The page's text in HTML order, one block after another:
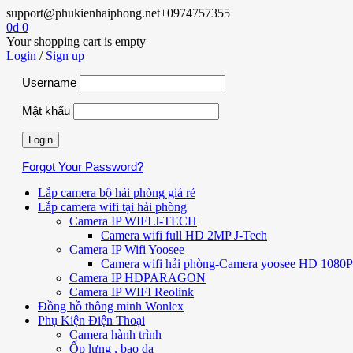
support@phukienhaiphong.net+0974757355
0₫ 0
Your shopping cart is empty
Login / Sign up
Username
Mật khẩu
Forgot Your Password?
Lắp camera bộ hải phòng giá rẻ
Lắp camera wifi tại hải phòng
Camera IP WIFI J-TECH
Camera wifi full HD 2MP J-Tech
Camera IP Wifi Yoosee
Camera wifi hải phòng-Camera yoosee HD
Camera IP HDPARAGON
Camera IP WIFI Reolink
Đồng hồ thông minh Wonlex
Phụ Kiện Điện Thoại
Camera hành trình
Ốp lưng , bao da